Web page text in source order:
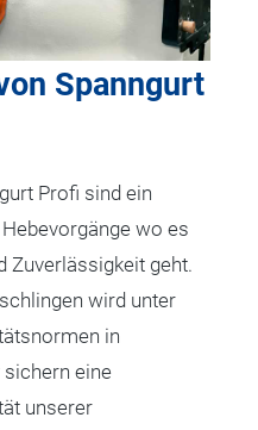
Spanngurt
Profi sind ein
wo es
Zuverlässigkeit geht.
wird unter
in
eine
unserer